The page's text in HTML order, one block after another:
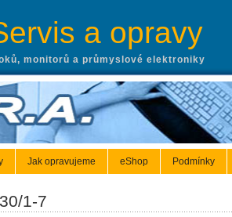
a opravy
monitorů a průmyslové elektroniky
Jak opravujeme eShop Podmínky
1-7